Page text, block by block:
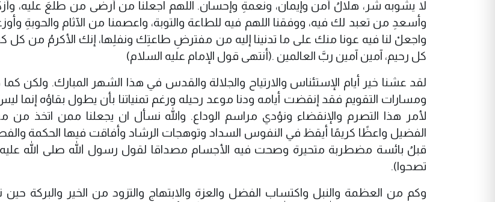
لا يشوبه شر، هلالُ أمن وإيمان، ونعمةِ وإحسان. اللهم اجعلنا من أرضى من طلعَ عليه،
وأسعدِ من تعبد لك فيه، ووفقنا اللهم فيه للطاعة والتوبة، واعصمنا من الآثام والحوبةِ
واجعلْ لنا فيه عونا منك على ما تدنينا إليه من مفترضِ طاعتِك ونفلِها، إنك الأكرمُ من كل
كل رحيم، آمين آمين ربَّ العالمين .(أنتهى قول الإمام عليه السلام)
لقد عشنا خير أيام الإستئناس والارتياح والجلالة والقدس في هذا الشهر المبارك. ولكن كما
ومسارات التقويم فقد إنقضت أيامه ودنا موعد رحيله ورغم تمنياتنا بأن يطول بقاؤه إنما
لأمر هذا التصرم والإنقضاء ونؤدي مراسم الوداع. والله نسأل ان يجعلنا ممن اتخذ من
الفضيل واعظًا كريمًا أيقظ في النفوس السداد وتوهجات الرشاد وأفاقت فيها الحكمة
قبلُ بائسة مضطربة متحيرة وصحت فيه الأجسام مصداقا لقول رسول الله صلى الله
تصحوا).
وكم من العظمة والنبل واكتساب الفضل والعزة والابتهاج والتزود من الخير والبركة حين